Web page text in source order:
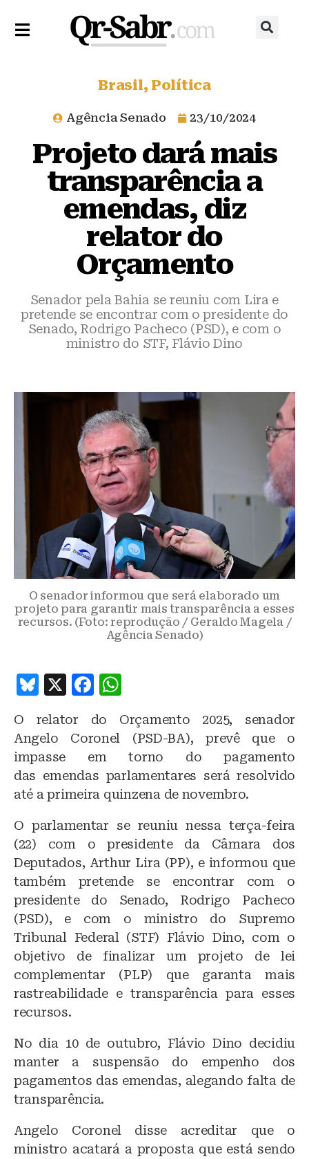
Brasil, Política
Agência Senado 23/10/2024
Projeto dará mais
transparência a
emendas, diz
relator do
Orçamento
Senador pela Bahia se reuniu com Lira e
pretende se encontrar com o presidente do
Senado, Rodrigo Pacheco (PSD), e com o
ministro do STF, Flávio Dino
O senador informou que será elaborado um
projeto para garantir mais transparência a esses
recursos. (Foto: reprodução / Geraldo Magela /
Agência Senado)
B
e
s
k
y
X
F
c
e
b
o
o
k
at
s
A
p
p
O relator do Orçamento 2025, senador
Angelo Coronel (PSD-BA), prevê que o
impasse em torno do pagamento
das emendas parlamentares será resolvido
até a primeira quinzena de novembro.
O parlamentar se reuniu nessa terça-feira
(22) com o presidente da Câmara dos
Deputados, Arthur Lira (PP), e informou que
também pretende se encontrar com o
presidente do Senado, Rodrigo Pacheco
(PSD), e com o ministro do Supremo
Tribunal Federal (STF) Flávio Dino, com o
objetivo de finalizar um projeto de lei
complementar (PLP) que garanta mais
rastreabilidade e transparência para esses
recursos.
No dia 10 de outubro, Flávio Dino decidiu
manter a suspensão do empenho dos
pagamentos das emendas, alegando falta de
transparência.
Angelo Coronel disse acreditar que o
ministro acatará a proposta que está sendo